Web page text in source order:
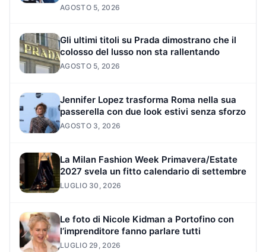
AGOSTO 5, 2026
Gli ultimi titoli su Prada dimostrano che il
colosso del lusso non sta rallentando
AGOSTO 5, 2026
Jennifer Lopez trasforma Roma nella sua
passerella con due look estivi senza sforzo
AGOSTO 3, 2026
La Milan Fashion Week Primavera/Estate
2027 svela un fitto calendario di settembre
LUGLIO 30, 2026
Le foto di Nicole Kidman a Portofino con
l’imprenditore fanno parlare tutti
LUGLIO 29, 2026